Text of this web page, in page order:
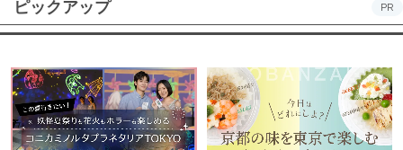
ピックアップ PR